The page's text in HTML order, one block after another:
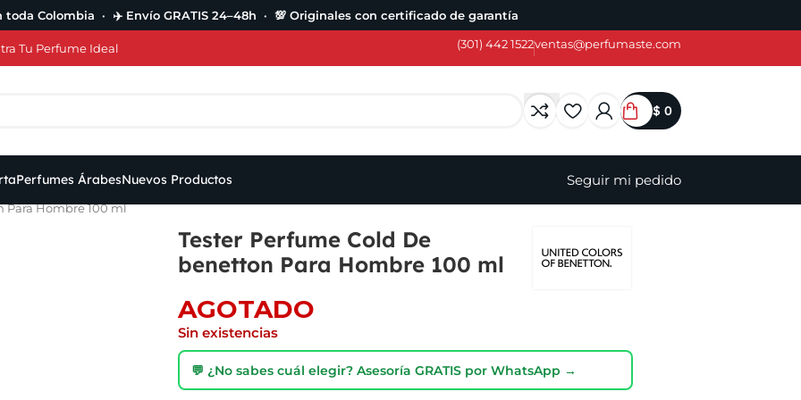
toda Colombia · ✈️ Envío GRATIS 24–48h · 💯 Originales con certificado de garantía
Tu Perfume Ideal (301) 442 1522ventas@perfumaste.com
$ 0
Perfumes ÁrabesNuevos Productos Seguir mi pedido
Para Hombre 100 ml
Tester Perfume Cold De
benetton Para Hombre 100 ml
AGOTADO
Sin existencias
💬 ¿No sabes cuál elegir? Asesoría GRATIS por WhatsApp →